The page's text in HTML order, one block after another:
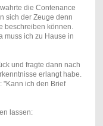
die Contenance
sich der Zeuge denn
beschreiben können.
muss ich zu Hause in
und fragte dann nach
erlangt habe.
"Kann ich den Brief
lassen: